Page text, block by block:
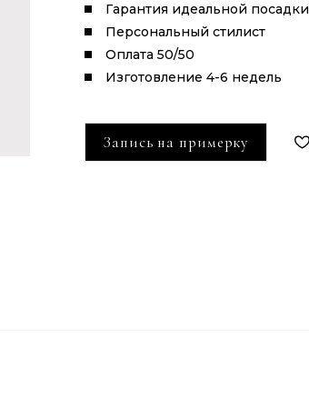
Гарантия идеальной посадки
Персональный стилист
Оплата 50/50
Изготовление 4-6 недель
Запись на примерку